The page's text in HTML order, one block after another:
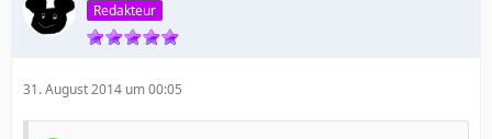
Redakteur
31. August 2014 um 00:05